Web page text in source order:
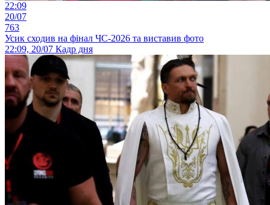
22:09
20/07
763
Усик сходив на фінал ЧС-2026 та виставив фото
22:09, 20/07 Кадр дня